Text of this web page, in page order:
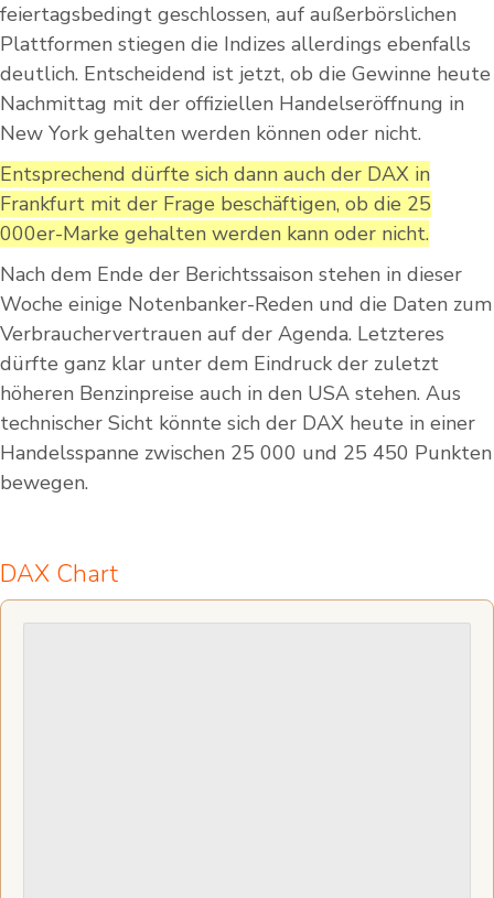
feiertagsbedingt geschlossen, auf außerbörslichen
Plattformen stiegen die Indizes allerdings ebenfalls
deutlich. Entscheidend ist jetzt, ob die Gewinne heute
Nachmittag mit der offiziellen Handelseröffnung in
New York gehalten werden können oder nicht.
Entsprechend dürfte sich dann auch der DAX in
Frankfurt mit der Frage beschäftigen, ob die 25
000er-Marke gehalten werden kann oder nicht.
Nach dem Ende der Berichtssaison stehen in dieser
Woche einige Notenbanker-Reden und die Daten zum
Verbrauchervertrauen auf der Agenda. Letzteres
dürfte ganz klar unter dem Eindruck der zuletzt
höheren Benzinpreise auch in den USA stehen. Aus
technischer Sicht könnte sich der DAX heute in einer
Handelsspanne zwischen 25 000 und 25 450 Punkten
bewegen.
DAX Chart